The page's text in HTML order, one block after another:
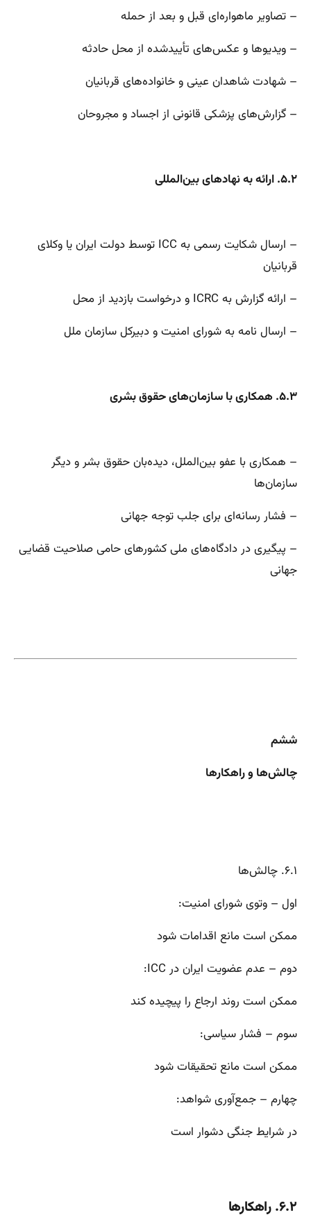
– تصاویر ماهواره‌ای قبل و بعد از حمله
– ویدیوها و عکس‌های تأییدشده از محل حادثه
– شهادت شاهدان عینی و خانواده‌های قربانیان
– گزارش‌های پزشکی قانونی از اجساد و مجروحان
۵.۲. ارائه به نهادهای بین‌المللی
– ارسال شکایت رسمی به ICC توسط دولت ایران یا وکلای
قربانیان
– ارائه گزارش به ICRC و درخواست بازدید از محل
– ارسال نامه به شورای امنیت و دبیرکل سازمان ملل
۵.۳. همکاری با سازمان‌های حقوق بشری
– همکاری با عفو بین‌الملل، دیده‌بان حقوق بشر و دیگر
سازمان‌ها
– فشار رسانه‌ای برای جلب توجه جهانی
– پیگیری در دادگاه‌های ملی کشورهای حامی صلاحیت قضایی
جهانی
ششم
چالش‌ها و راهکارها
۶.۱. چالش‌ها
اول – وتوی شورای امنیت:
ممکن است مانع اقدامات شود
دوم – عدم عضویت ایران در ICC:
ممکن است روند ارجاع را پیچیده کند
سوم – فشار سیاسی:
ممکن است مانع تحقیقات شود
چهارم – جمع‌آوری شواهد:
در شرایط جنگی دشوار است
۶.۲. راهکارها